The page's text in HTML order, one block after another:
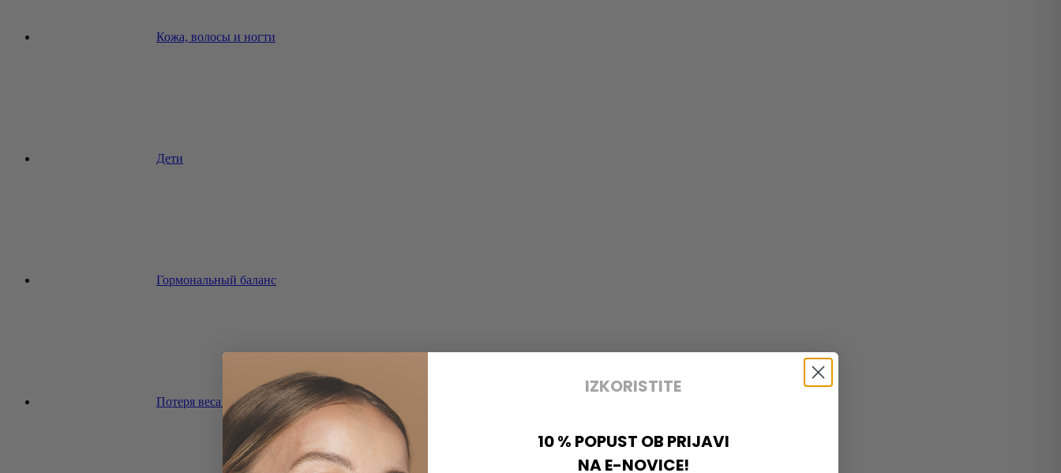
Кожа, волосы и ногти
Дети
Гормональный баланс
Потеря веса и диета
IZKORISTITE
10 % POPUST OB PRIJAVI
NA E-NOVICE!